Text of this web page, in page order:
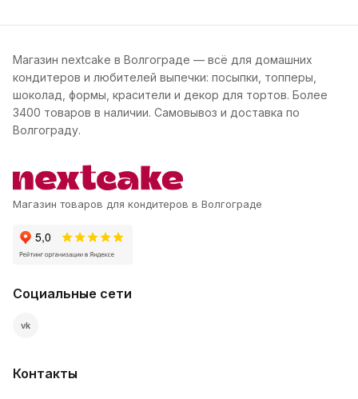
Магазин nextcake в Волгограде — всё для домашних
кондитеров и любителей выпечки: посыпки, топперы,
шоколад, формы, красители и декор для тортов. Более
3400 товаров в наличии. Самовывоз и доставка по
Волгограду.
Магазин товаров для кондитеров в Волгограде
Социальные сети
vk
Контакты